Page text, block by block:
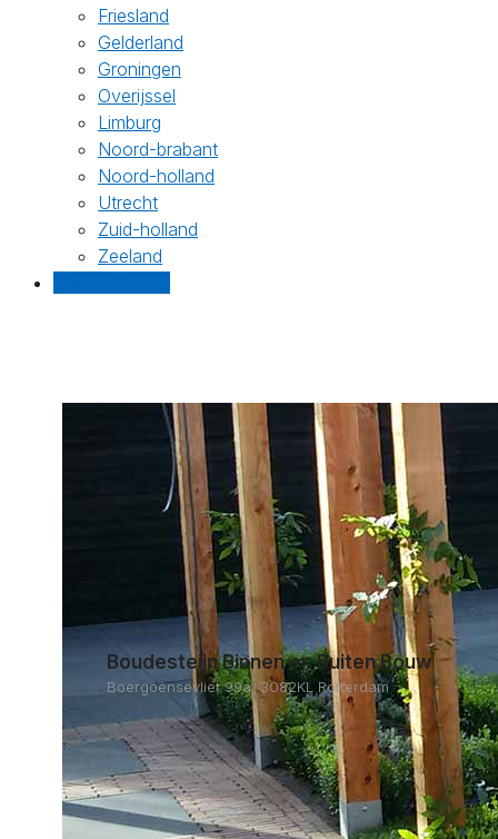
Friesland
Gelderland
Groningen
Overijssel
Limburg
Noord-brabant
Noord-holland
Utrecht
Zuid-holland
Zeeland
Boudesteijn Binnen en Buiten Bouw
Boergoensevliet 99a, 3082KL Rotterdam